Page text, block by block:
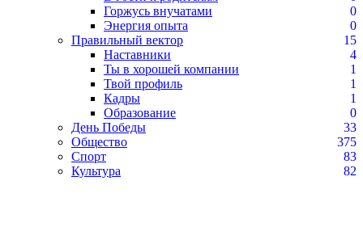
Горжусь внучатами
0
Энергия опыта
0
Правильный вектор
15
Наставники
4
Ты в хорошей компании
1
Твой профиль
1
Кадры
1
Образование
0
День Победы
33
Общество
375
Спорт
83
Культура
82